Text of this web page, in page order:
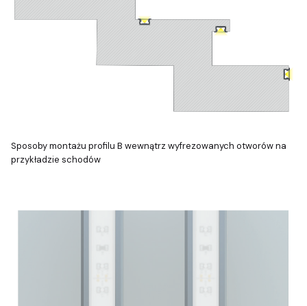
Sposoby montażu profilu B wewnątrz wyfrezowanych otworów na
przykładzie schodów